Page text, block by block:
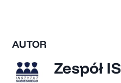
AUTOR
Zespół IS